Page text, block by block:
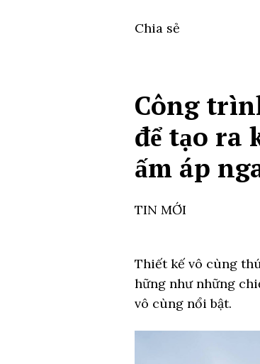
Chia sẻ
Công
để tạo ra
ấm áp
TIN MỚI
Thiết kế vô cùng
hững như những
vô cùng nổi bật.